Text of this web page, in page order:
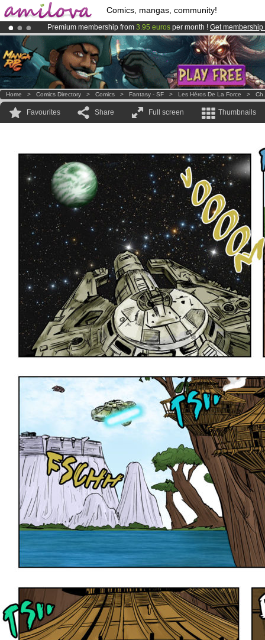
Comics, mangas, community!
Premium membership from 3.95 euros per month ! Get membership
Already 134393membersand 1208comics & mangas!.
AmilovaKickstarter is now LIVE!.
Home > Comics Directory > Comics > Fantasy - SF > Les Héros De La Force >
Favourites Share Full screen Thumbnails